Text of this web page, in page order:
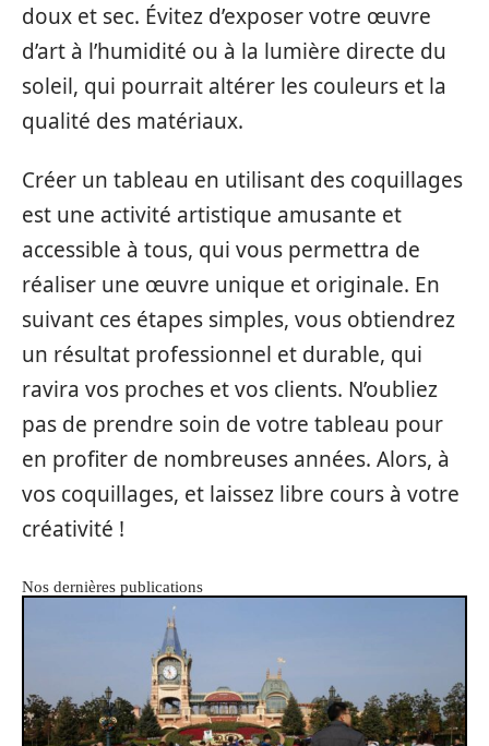
doux et sec. Évitez d’exposer votre œuvre
d’art à l’humidité ou à la lumière directe du
soleil, qui pourrait altérer les couleurs et la
qualité des matériaux.
Créer un tableau en utilisant des coquillages
est une activité artistique amusante et
accessible à tous, qui vous permettra de
réaliser une œuvre unique et originale. En
suivant ces étapes simples, vous obtiendrez
un résultat professionnel et durable, qui
ravira vos proches et vos clients. N’oubliez
pas de prendre soin de votre tableau pour
en profiter de nombreuses années. Alors, à
vos coquillages, et laissez libre cours à votre
créativité !
Nos dernières publications